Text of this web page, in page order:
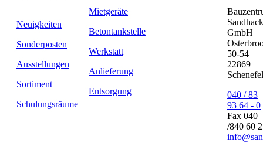
Neuigkeiten
Sonderposten
Ausstellungen
Sortiment
Schulungsräume
Mietgeräte
Betontankstelle
Werkstatt
Anlieferung
Entsorgung
Sandhack
GmbH
50-54
22869
040 / 83
93 64 - 0
Fax 040
/840 60